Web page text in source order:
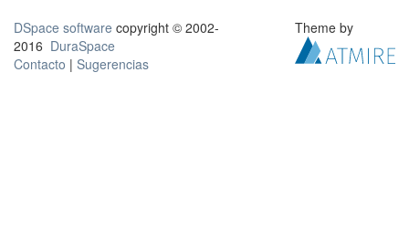
DSpace software copyright © 2002-
2016 DuraSpace
Contacto | Sugerencias
Theme by